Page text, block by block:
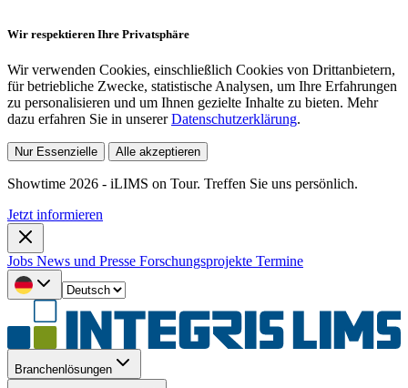
Wir respektieren Ihre Privatsphäre
Wir verwenden Cookies, einschließlich Cookies von Drittanbietern,
für betriebliche Zwecke, statistische Analysen, um Ihre Erfahrungen
zu personalisieren und um Ihnen gezielte Inhalte zu bieten. Mehr
dazu erfahren Sie in unsererDatenschutzerklärung.
Nur Essenzielle Alle akzeptieren
Showtime 2026 - iLIMS on Tour. Treffen Sie uns persönlich.
Jetzt informieren
Jobs News und Presse Forschungsprojekte Termine
Branchenlösungen